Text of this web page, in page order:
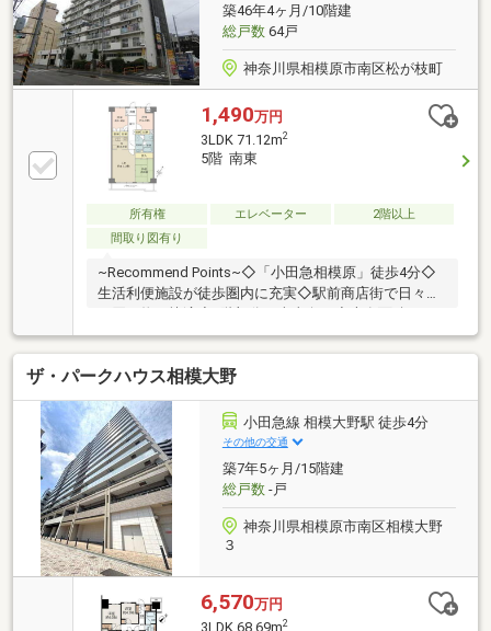
築46年4ヶ月/10階建
総戸数64戸
神奈川県相模原市南区松が枝町
1,490万円
3LDK 71.12m2
5階 南東
所有権 エレベーター
2階以上
間取り図有り
~Recommend Points~◇「小田急相模原」徒歩4分◇
生活利便施設が徒歩圏内に充実◇駅前商店街で日々の
71.12m2・使い勝手の良い3LDK◇エレベーターあり
ザ・パークハウス相模大野
小田急線 相模大野駅 徒歩4分
その他の交通
築7年5ヶ月/15階建
総戸数-戸
神奈川県相模原市南区相模大野
３
6,570万円
3LDK 68.69m2